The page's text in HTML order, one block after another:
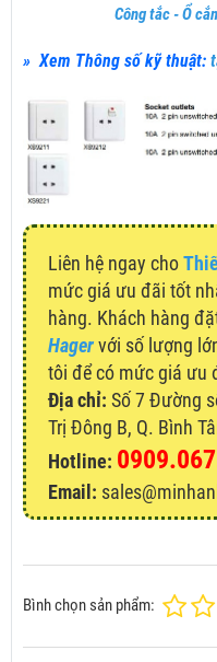
Công tắc - Ổ
» Xem Thông số kỹ thuật:
Liên hệ ngay cho
mức giá ưu đãi tốt
hàng. Khách hàng
Hagervới số lượng
tôi để có mức giá ưu
Địa chỉ: Số 7 Đường
Trị Đông B, Q. Bình
Hotline:
Email:
Bình chọn sản phẩm: